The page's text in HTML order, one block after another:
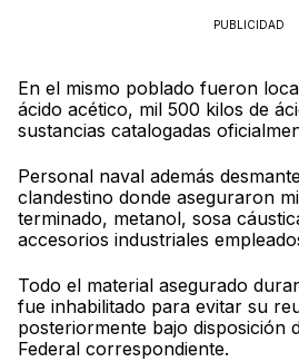
PUBLICIDAD
En el mismo poblado fueron
ácido acético, mil 500 kilos de
sustancias catalogadas
Personal naval además
clandestino donde aseguraron
terminado, metanol, sosa
accesorios industriales
Todo el material asegurado
fue inhabilitado para evitar su
posteriormente bajo disposición
Federal correspondiente.